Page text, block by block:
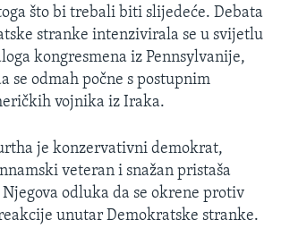
što bi trebali biti slijedeće. Debata
stranke intenzivirala se u svijetlu
kongresmena iz Pennsylvanije,
se odmah počne s postupnim
vojnika iz Iraka.
je konzervativni demokrat,
veteran i snažan pristaša
odluka da se okrene protiv
unutar Demokratske stranke.